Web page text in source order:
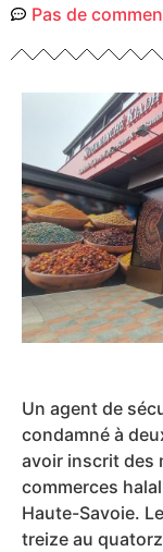
Pas de
Un agent de
condamné à
avoir inscrit des
commerces
Haute-Savoie.
treize au